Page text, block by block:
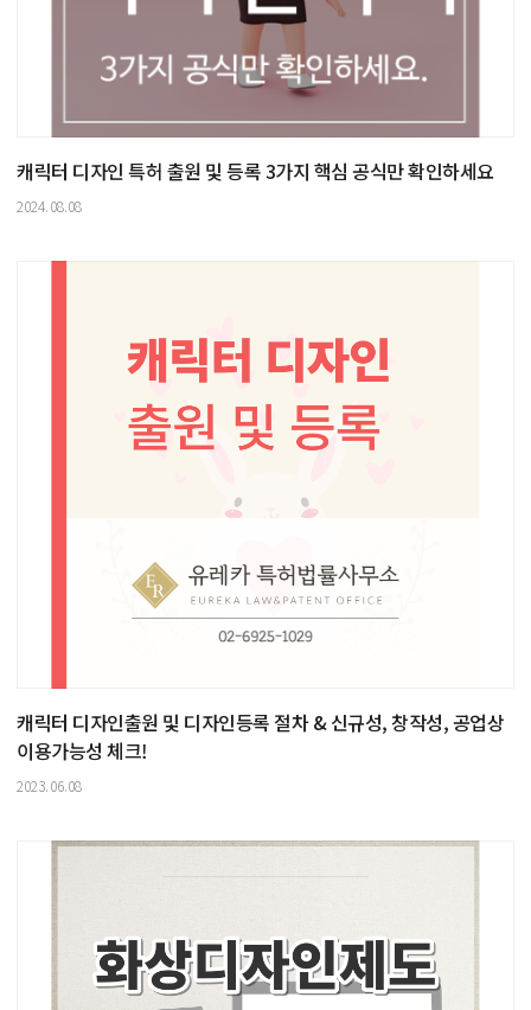
캐릭터 디자인 특허 출원 및 등록 3가지 핵심 공식만 확인하세요
2024.08.08
캐릭터 디자인출원 및 디자인등록 절차 & 신규성, 창작성, 공업상
이용가능성 체크!
2023.06.08